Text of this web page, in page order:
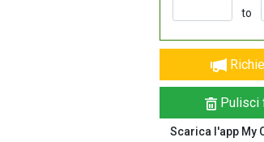
to
Pulisci
Scarica l'app My